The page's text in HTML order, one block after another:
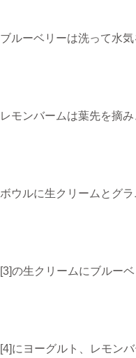
ブルーベリーは洗って水気
レモンバームは葉先を摘
ボウルに生クリームとグ
[3]の生クリームにブルー
[4]にヨーグルト、レモン